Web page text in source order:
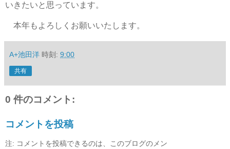
いきたいと思っています。
本年もよろしくお願いいたします。
A+池田洋 時刻: 9:00
共有
0 件のコメント:
コメントを投稿
注: コメントを投稿できるのは、このブログのメン